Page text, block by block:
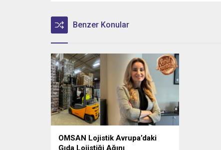
Benzer Konular
OMSAN Lojistik Avrupa’daki